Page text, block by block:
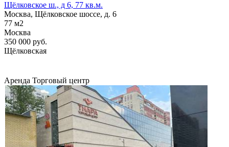
Щёлковское ш., д 6, 77 кв.м.
Москва, Щёлковское шоссе, д. 6
77 м2
Москва
350 000 руб.
Щёлковская
Аренда Торговый центр